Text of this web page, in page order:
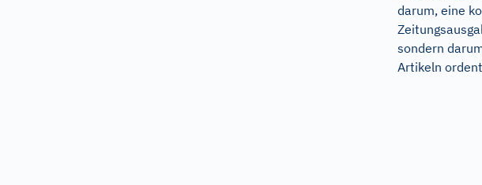
darum, eine
sondern
Artikeln